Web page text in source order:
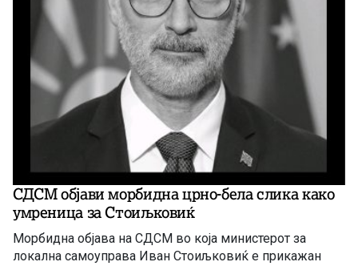
СДСМ објави морбидна црно-бела слика како
умреница за Стоиљковиќ
Морбидна објава на СДСМ во која министерот за
локална самоуправа Иван Стоиљковиќ е прикажан